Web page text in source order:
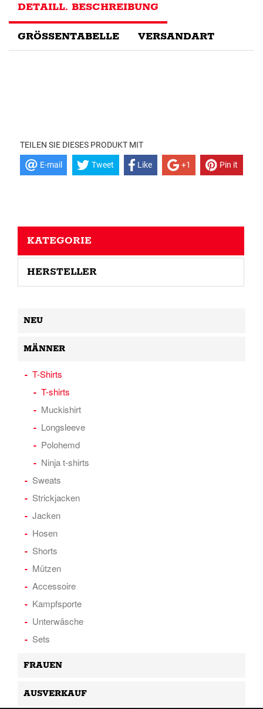
DETAILL. BESCHREIBUNG
GRÖSSENTABELLE VERSANDART
TEILEN SIE DIESES PRODUKT MIT
E-mail Tweet Like +1 Pin it
KATEGORIE
HERSTELLER
NEU
MÄNNER
T-Shirts
T-shirts
Muckishirt
Longsleeve
Polohemd
Ninja t-shirts
Sweats
Strickjacken
Jacken
Hosen
Shorts
Mützen
Accessoire
Kampfsporte
Unterwäsche
Sets
FRAUEN
AUSVERKAUF